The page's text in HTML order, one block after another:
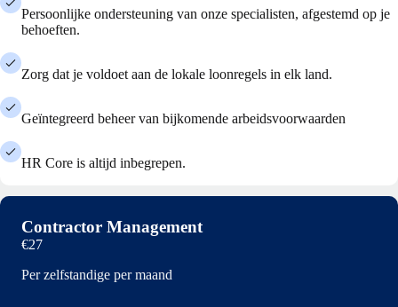
Persoonlijke ondersteuning van onze specialisten, afgestemd op je
behoeften.
Zorg dat je voldoet aan de lokale loonregels in elk land.
Geïntegreerd beheer van bijkomende arbeidsvoorwaarden
HR Core is altijd inbegrepen.
Contractor Management
€27
Per zelfstandige per maand